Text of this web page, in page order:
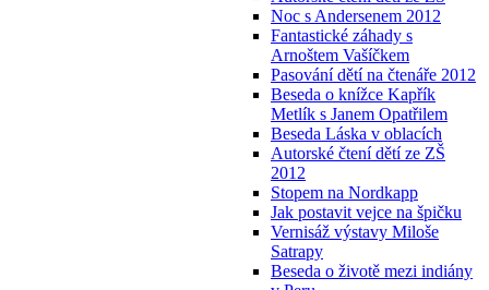
Noc s Andersenem 2012
Fantastické záhady s
Arnoštem Vašíčkem
Pasování dětí na čtenáře 2012
Beseda o knížce Kapřík
Metlík s Janem Opatřilem
Beseda Láska v oblacích
Autorské čtení dětí ze ZŠ
2012
Stopem na Nordkapp
Jak postavit vejce na špičku
Vernisáž výstavy Miloše
Satrapy
Beseda o životě mezi indiány